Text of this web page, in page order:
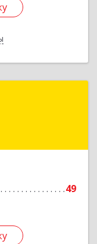
49
Алексей
Подробнее